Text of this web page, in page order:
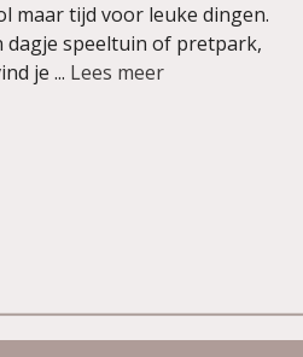
maar tijd voor leuke dingen.
dagje speeltuin of pretpark,
je ... Lees meer